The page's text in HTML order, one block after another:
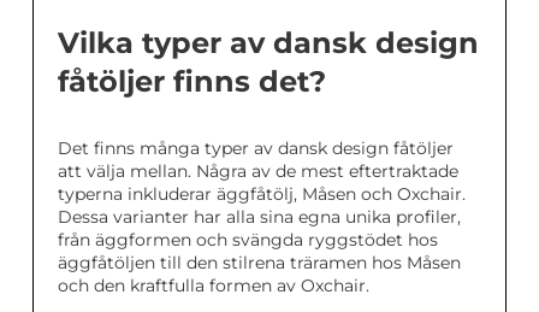
Vilka typer av dansk design
fåtöljer finns det?
Det finns många typer av dansk design fåtöljer
att välja mellan. Några av de mest eftertraktade
typerna inkluderar äggfåtölj, Måsen och Oxchair.
Dessa varianter har alla sina egna unika profiler,
från äggformen och svängda ryggstödet hos
äggfåtöljen till den stilrena träramen hos Måsen
och den kraftfulla formen av Oxchair.